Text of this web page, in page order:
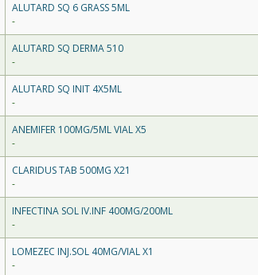
ALUTARD SQ 6 GRASS 5ML
-
ALUTARD SQ DERMA 510
-
ALUTARD SQ INIT 4X5ML
-
ANEMIFER 100MG/5ML VIAL X5
-
CLARIDUS TAB 500MG X21
-
INFECTINA SOL IV.INF 400MG/200ML
-
LOMEZEC INJ.SOL 40MG/VIAL X1
-